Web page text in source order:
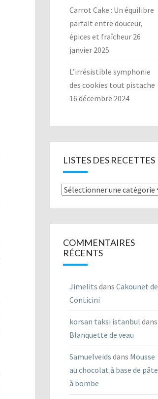
Carrot Cake : Un équilibre
parfait entre douceur,
épices et fraîcheur 26
janvier 2025
L’irrésistible symphonie
des cookies tout pistache
16 décembre 2024
LISTES DES RECETTES
Listes
COMMENTAIRES
RÉCENTS
Jimelits dans Cakounet de
Conticini
korsan taksi istanbul dans
Blanquette de veau
Samuelveids dans Mousse
au chocolat à base de pâte
à bombe